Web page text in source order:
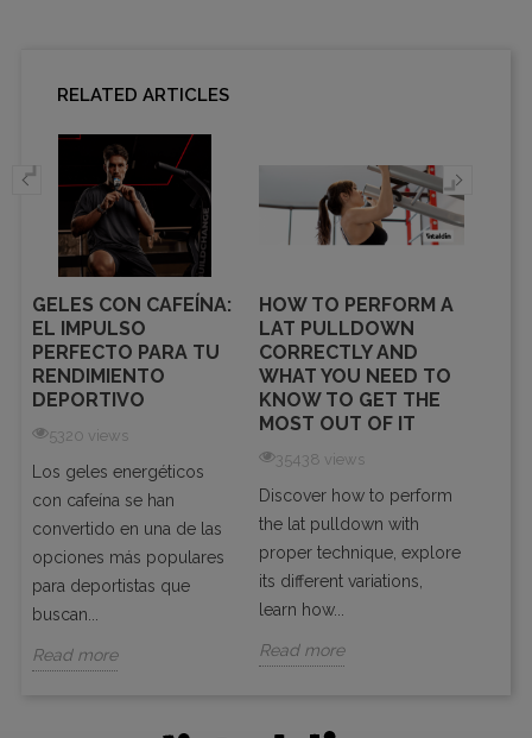
RELATED ARTICLES
GELES CON CAFEÍNA:
EL IMPULSO
PERFECTO PARA TU
RENDIMIENTO
DEPORTIVO
5320 views
Los geles energéticos
con cafeína se han
convertido en una de las
opciones más populares
para deportistas que
buscan...
Read more
HOW TO PERFORM A
LAT PULLDOWN
CORRECTLY AND
WHAT YOU NEED TO
KNOW TO GET THE
MOST OUT OF IT
35438 views
Discover how to perform
the lat pulldown with
proper technique, explore
its different variations,
learn how...
Read more